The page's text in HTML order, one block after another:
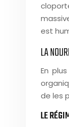
est
LA
En
de les
LE